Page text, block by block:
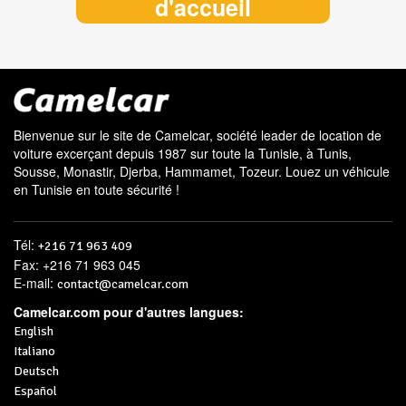
d'accueil
Bienvenue sur le site de Camelcar, société leader de location de
voiture excerçant depuis 1987 sur toute la Tunisie, à Tunis,
Sousse, Monastir, Djerba, Hammamet, Tozeur. Louez un véhicule
en Tunisie en toute sécurité !
Tél: +216 71 963 409
Fax: +216 71 963 045
E-mail: contact@camelcar.com
Camelcar.com pour d'autres langues:
English
Italiano
Deutsch
Español